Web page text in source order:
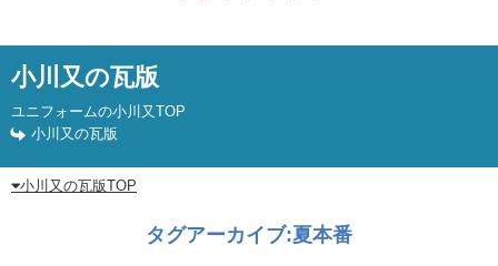
小川又の瓦版
ユニフォームの小川又TOP
小川又の瓦版
小川又の瓦版TOP
タグアーカイブ:夏本番